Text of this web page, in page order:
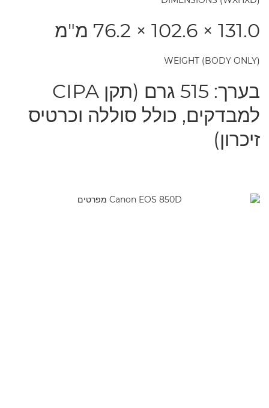
131.0 ×‏ 102.6 ×‏ 76.2 מ"מ
WEIGHT (BODY ONLY)
בערך: 515 גרם (תקן CIPA
למבדקים, כולל סוללה וכרטיס
זיכרון)